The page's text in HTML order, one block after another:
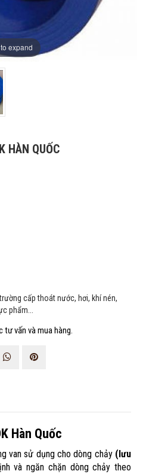
expand
HÀN QUỐC
cấp thoát nước, hơi, khí nén,
phẩm...
tư vấn và mua hàng.
Hàn Quốc
van sử dụng cho dòng chảy (lưu
và ngăn chặn dòng chảy theo
VẤN MIỄN PHÍ
THÀNH
24/7: